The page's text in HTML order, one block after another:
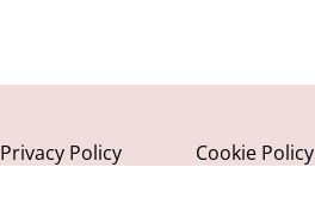
Privacy Policy Cookie Policy